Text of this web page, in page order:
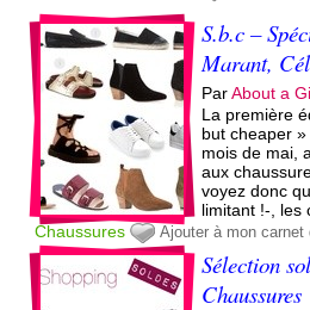
S.b.c –
Marant,
ParAbout a
La première
but cheaper
mois de mai,
aux
voyez donc
limitant !-, les
Chaussures
Ajouter à mon carnet
Sélection
Chaussures